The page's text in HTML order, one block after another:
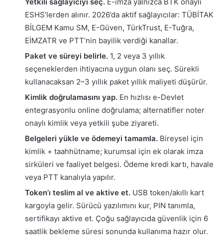
ESHS’lerden alınır. 2026’da aktif sağlayıcılar: TÜBİTAK
BİLGEM Kamu SM, E-Güven, TürkTrust, E-Tuğra,
EİMZATR ve PTT’nin bayilik verdiği kanallar.
Paket ve süreyi belirle. 1, 2 veya 3 yıllık
seçeneklerden ihtiyacına uygun olanı seç. Sürekli
kullanacaksan 2–3 yıllık paket yıllık maliyeti düşürür.
Kimlik doğrulamasını yap. En hızlısı e-Devlet
entegrasyonlu online doğrulama; alternatifler noter
onaylı kimlik veya yetkili şube ziyareti.
Belgeleri yükle ve ödemeyi tamamla. Bireysel için
kimlik + taahhütname; kurumsal için ek olarak imza
sirküleri ve faaliyet belgesi. Ödeme kredi kartı, havale
veya PTT kanalıyla yapılır.
Token’ı teslim al ve aktive et. USB token/akıllı kart
kargoyla gelir. Sürücü yazılımını kur, PIN tanımla,
sertifikayı aktive et. Çoğu sağlayıcıda güvenlik için 6
saatlik bekleme süresi sonunda kullanıma hazır olur.